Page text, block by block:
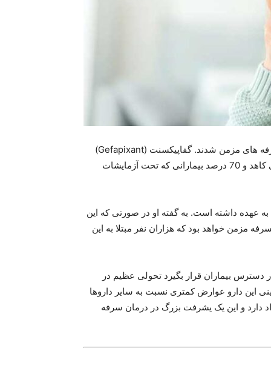
دانشمندان بریتانیایی موفق به تولید داروی جدید برای درمان سرفه های مزمن شدند. گفاپیکسنت (Gefapixant)
نام این دارو است. این دارو از میزان سرفه بیمار تا 60 درصد می کاهد و 70 درصد بیمارانی که تحت آزمایشات
عهده داشته است. به گفته او در صورتی که این
نخستین درمان جدید سرفه مزمن خواهد بود که هزاران نفر مبتلا به این
دسترس بیماران قرار بگیرد تحولی عظیم در
این دارو عوارض کمتری نسبت به سایر داروها
دارد و این یک یشرفت بزرگ در درمان سرفه